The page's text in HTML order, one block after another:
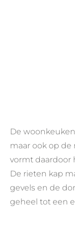
De
maar ook op
vormt daardoor
De rieten kap
gevels en de
geheel tot een